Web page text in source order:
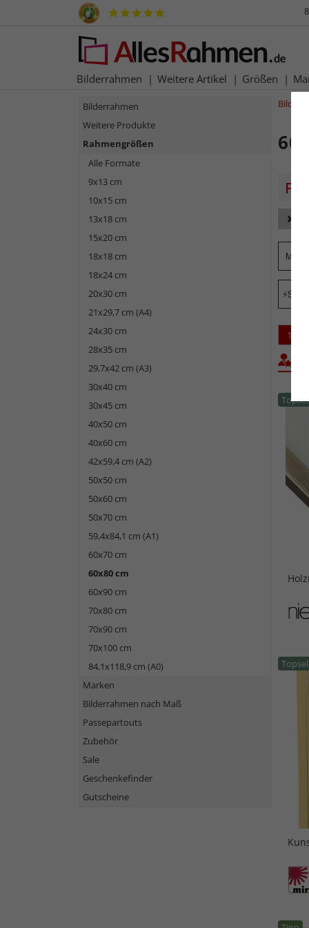
Bilderrahmen Weitere Artikel Größen
1
Bilderrahmen
Weitere Produkte
Rahmengrößen
Alle Formate
9x13 cm
10x15 cm
13x18 cm
15x20 cm
18x18 cm
18x24 cm
20x30 cm
21x29,7 cm (A4)
24x30 cm
28x35 cm
29,7x42 cm (A3)
30x40 cm
30x45 cm
40x50 cm
40x60 cm
42x59,4 cm (A2)
50x50 cm
50x60 cm
50x70 cm
59,4x84,1 cm (A1)
60x70 cm
60x80 cm
60x90 cm
70x80 cm
70x90 cm
70x100 cm
84,1x118,9 cm (A0)
Marken
Bilderrahmen nach Maß
Passepartouts
Zubehör
Sale
Geschenkefinder
Gutscheine